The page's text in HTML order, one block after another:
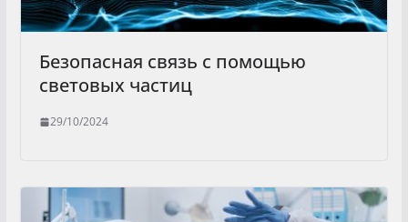
Безопасная связь с помощью
световых частиц
29/10/2024